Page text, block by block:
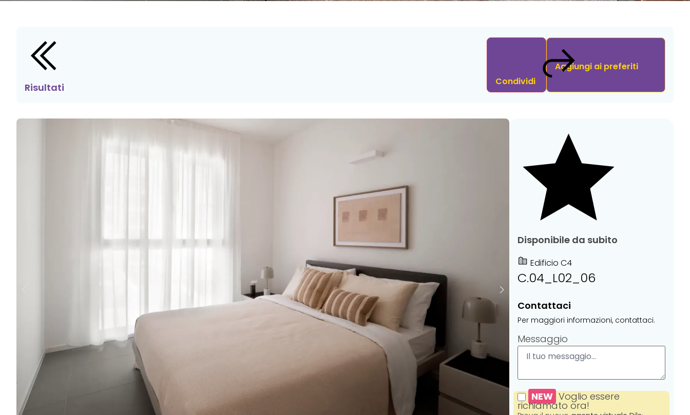
Risultati Condividi
Aggiungi ai preferiti
Disponibile da subito
Edificio C4
C.04_L02_06
Contattaci
Per maggiori informazioni, contattaci.
Messaggio
NEW Voglio essere
richiamato ora!